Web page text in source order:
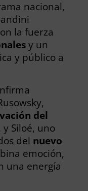
nacional,
la fuerza
y un
y público a
del
y Siloé, uno
del nuevo
emoción,
una energía